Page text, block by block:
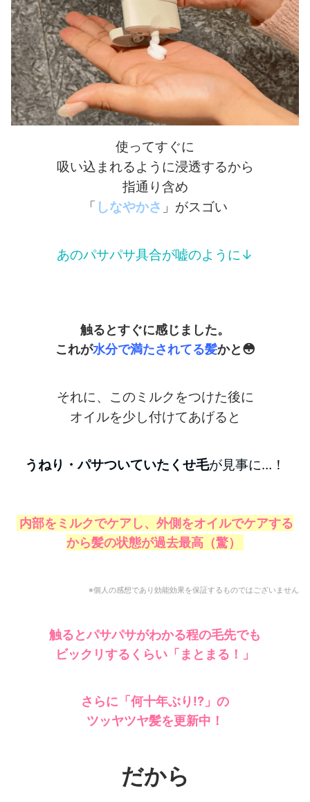
使ってすぐに
吸い込まれるように浸透するから
指通り含め
「 しなやかさ 」がスゴい
あのパサパサ具合が嘘のように↓
触るとすぐに感じました。
これが水分で満たされてる髪かと😳
それに、このミルクをつけた後に
オイルを少し付けてあげると
うねり・パサついていた くせ毛が見事に…！
内部をミルクでケアし、外側をオイルでケアする
から髪の状態が過去最高（驚）
※個人の感想であり効能効果を保証するものではございません
触るとパサパサがわかる程の毛先でも
ビックリするくらい 「まとまる！」
さらに「何十年ぶり!?」の
ツッヤツヤ髪を更新中！
だから